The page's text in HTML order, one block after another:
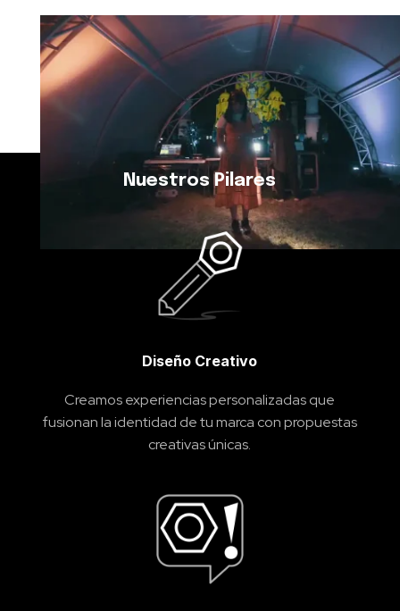
Nuestros Pilares
Diseño Creativo
Creamos experiencias personalizadas que
fusionan la identidad de tu marca con propuestas
creativas únicas.